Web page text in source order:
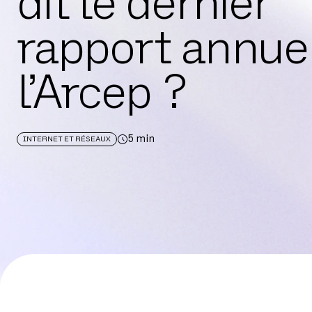
rapport
l’Arcep ?
INTERNET ET RÉSEAUX 5 min